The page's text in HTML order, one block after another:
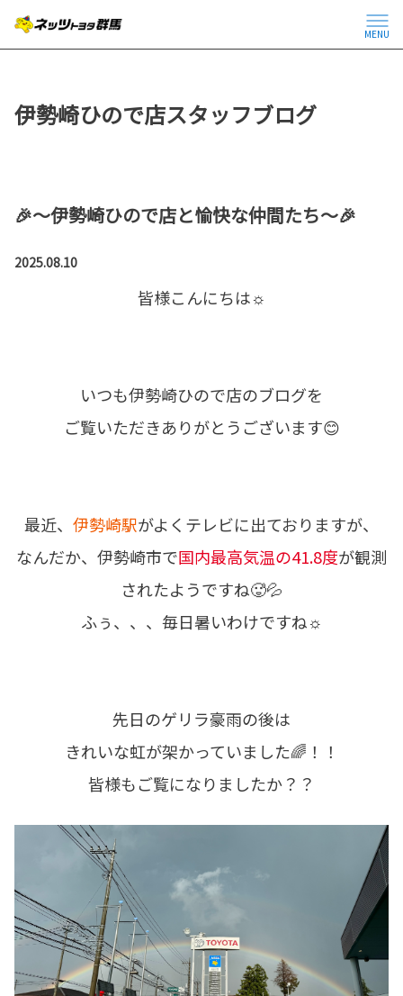
MENU
伊勢崎ひので店スタッフブログ
🎉～伊勢崎ひので店と愉快な仲間たち～🎉
2025.08.10
皆様こんにちは☼
いつも伊勢崎ひので店のブログを
ご覧いただきありがとうございます😊
最近、 伊勢崎駅がよくテレビに出ておりますが、
なんだか、伊勢崎市で国内最高気温の41.8度が観測
されたようですね🥵💦
ふぅ、、、毎日暑いわけですね☼
先日のゲリラ豪雨の後は
きれいな虹が架かっていました🌈！！
皆様もご覧になりましたか？？